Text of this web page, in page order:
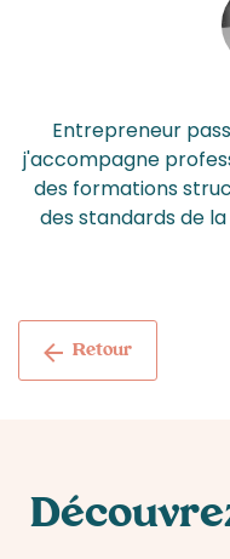
Entrepreneur
j'accompagne
des formations
des standards de
Retour